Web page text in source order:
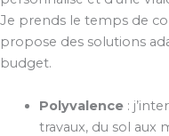
Je prends le temps de
propose des solutions
budget.
Polyvalence:
travaux, du sol aux